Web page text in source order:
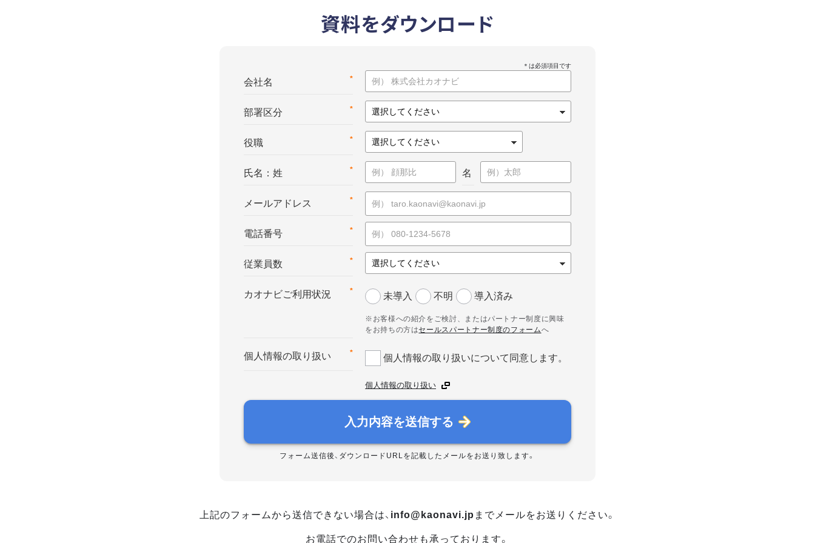
資料をダウンロード
*
会社名
*
部署区分
*
役職
*
氏名：姓 名
*
メールアドレス
*
電話番号
*
従業員数
*
カオナビご利用状況 未導入 不明 導入済み
※お客様への紹介をご検討、またはパートナー制度に興味
をお持ちの方はセールスパートナー制度のフォームへ
*
個人情報の取り扱い 個人情報の取り扱いについて同意します。
個人情報の取り扱い
入力内容を送信する
フォーム送信後、ダウンロードURLを記載したメールをお送り致します。
上記のフォームから送信できない場合は、 info@kaonavi.jp までメールをお送りください。
お電話でのお問い合わせも承っております。